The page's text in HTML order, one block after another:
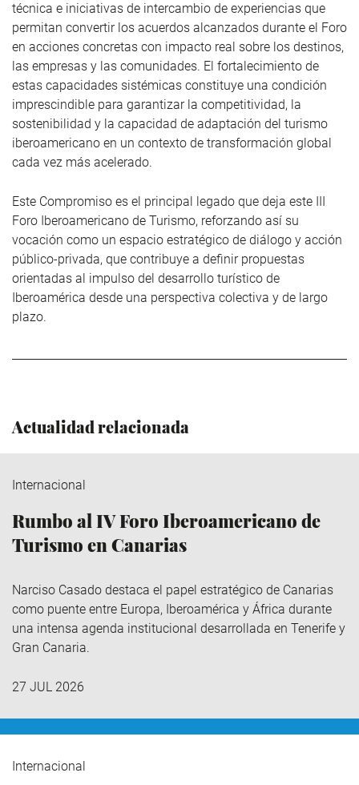
técnica e iniciativas de intercambio de experiencias que
permitan convertir los acuerdos alcanzados durante el Foro
en acciones concretas con impacto real sobre los destinos,
las empresas y las comunidades. El fortalecimiento de
estas capacidades sistémicas constituye una condición
imprescindible para garantizar la competitividad, la
sostenibilidad y la capacidad de adaptación del turismo
iberoamericano en un contexto de transformación global
cada vez más acelerado.
Este Compromiso es el principal legado que deja este III
Foro Iberoamericano de Turismo, reforzando así su
vocación como un espacio estratégico de diálogo y acción
público-privada, que contribuye a definir propuestas
orientadas al impulso del desarrollo turístico de
Iberoamérica desde una perspectiva colectiva y de largo
plazo.
Actualidad relacionada
Internacional
Rumbo al IV Foro Iberoamericano de
Turismo en Canarias
Narciso Casado destaca el papel estratégico de Canarias
como puente entre Europa, Iberoamérica y África durante
una intensa agenda institucional desarrollada en Tenerife y
Gran Canaria.
27 JUL 2026
Internacional